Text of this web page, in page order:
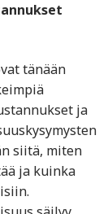
tänään
ja
siitä, miten
ja kuinka